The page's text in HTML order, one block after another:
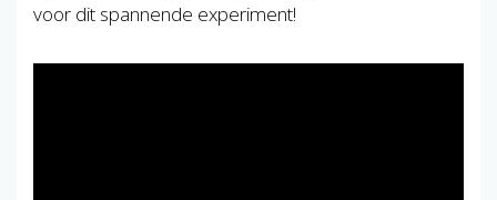
voor dit spannende experiment!